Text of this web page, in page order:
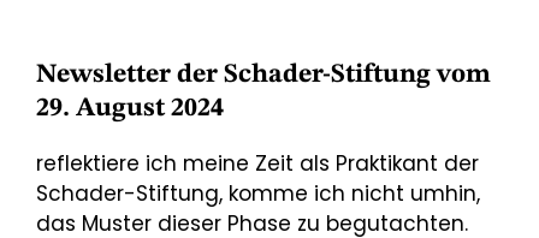
Newsletter der Schader-Stiftung vom
29. August 2024
reflektiere ich meine Zeit als Praktikant der
Schader-Stiftung, komme ich nicht umhin,
das Muster dieser Phase zu begutachten.